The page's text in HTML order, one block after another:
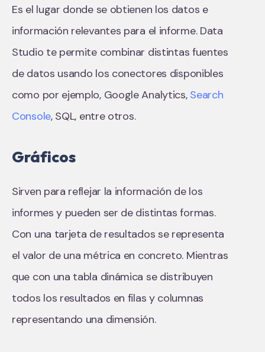
Es el lugar donde se obtienen los datos e
información relevantes para el informe. Data
Studio te permite combinar distintas fuentes
de datos usando los conectores disponibles
como por ejemplo, Google Analytics, Search
Console, SQL, entre otros.
Gráficos
Sirven para reflejar la información de los
informes y pueden ser de distintas formas.
Con una tarjeta de resultados se representa
el valor de una métrica en concreto. Mientras
que con una tabla dinámica se distribuyen
todos los resultados en filas y columnas
representando una dimensión.